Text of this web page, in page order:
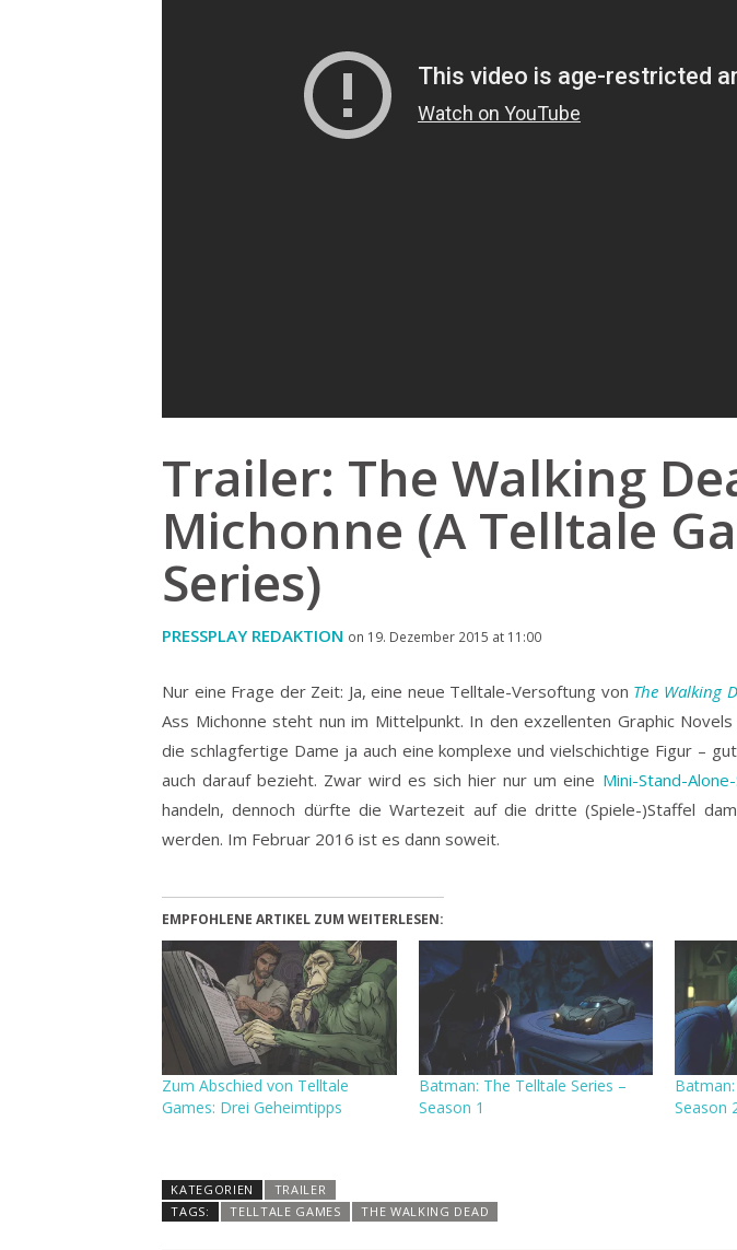
Trailer: The Walking
Michonne (A Telltale
Series)
PRESSPLAY REDAKTION on 19. Dezember 2015 at 11:00
Nur eine Frage der Zeit: Ja, eine neue Telltale-Versoftung von The Walking
Ass Michonne steht nun im Mittelpunkt. In den exzellenten Graphic
die schlagfertige Dame ja auch eine komplexe und vielschichtige Figur –
auch darauf bezieht. Zwar wird es sich hier nur um eine Mini-Stand-
handeln, dennoch dürfte die Wartezeit auf die dritte (Spiele-)Staffel
werden. Im Februar 2016 ist es dann soweit.
EMPFOHLENE ARTIKEL ZUM WEITERLESEN:
Zum Abschied von Telltale
Games: Drei Geheimtipps
Batman: The Telltale Series –
Season 1
Season
KATEGORIEN
TRAILER
TAGS:
TELLTALE GAMES THE WALKING DEAD